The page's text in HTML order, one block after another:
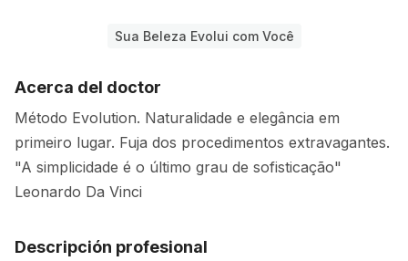
Sua Beleza Evolui com Você
Acerca del doctor
Método Evolution. Naturalidade e elegância em
primeiro lugar. Fuja dos procedimentos extravagantes.
"A simplicidade é o último grau de sofisticação"
Leonardo Da Vinci
Descripción profesional